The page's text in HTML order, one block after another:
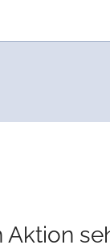
Aktion